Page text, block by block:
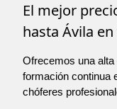
El mejor
hasta Ávila
Ofrecemos una
formación continua
chóferes